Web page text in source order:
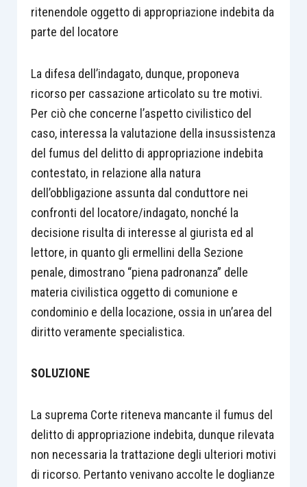
ritenendole oggetto di appropriazione indebita da
parte del locatore
La difesa dell’indagato, dunque, proponeva
ricorso per cassazione articolato su tre motivi.
Per ciò che concerne l’aspetto civilistico del
caso, interessa la valutazione della insussistenza
del fumus del delitto di appropriazione indebita
contestato, in relazione alla natura
dell’obbligazione assunta dal conduttore nei
confronti del locatore/indagato, nonché la
decisione risulta di interesse al giurista ed al
lettore, in quanto gli ermellini della Sezione
penale, dimostrano “piena padronanza” delle
materia civilistica oggetto di comunione e
condominio e della locazione, ossia in un’area del
diritto veramente specialistica.
SOLUZIONE
La suprema Corte riteneva mancante il fumus del
delitto di appropriazione indebita, dunque rilevata
non necessaria la trattazione degli ulteriori motivi
di ricorso. Pertanto venivano accolte le doglianze